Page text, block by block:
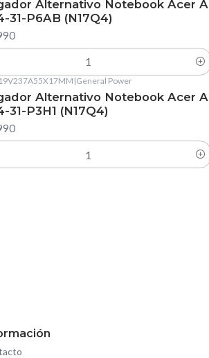
Alternativo Notebook Acer
31-P6AB (N17Q4)
|General Power
Alternativo Notebook Acer
31-P3H1 (N17Q4)